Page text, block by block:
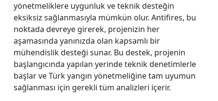
yönetmeliklere uygunluk ve teknik desteğin
eksiksiz sağlanmasıyla mümkün olur. Antifires, bu
noktada devreye girerek, projenizin her
aşamasında yanınızda olan kapsamlı bir
mühendislik desteği sunar. Bu destek, projenin
başlangıcında yapılan yerinde teknik denetimlerle
başlar ve Türk yangın yönetmeliğine tam uyumun
sağlanması için gerekli tüm analizleri içerir.